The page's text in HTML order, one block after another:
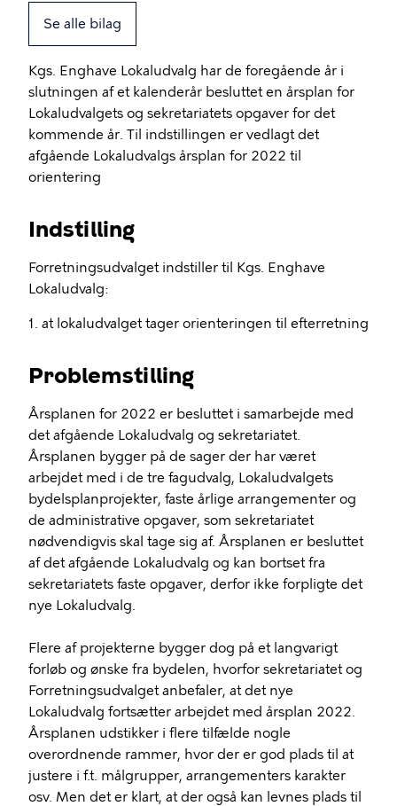
Se alle bilag
Kgs. Enghave Lokaludvalg har de foregående år i
slutningen af et kalenderår besluttet en årsplan for
Lokaludvalgets og sekretariatets opgaver for det
kommende år. Til indstillingen er vedlagt det
afgående Lokaludvalgs årsplan for 2022 til
orientering
Indstilling
Forretningsudvalget indstiller til Kgs. Enghave
Lokaludvalg:
1. at lokaludvalget tager orienteringen til efterretning
Problemstilling
Årsplanen for 2022 er besluttet i samarbejde med
det afgående Lokaludvalg og sekretariatet.
Årsplanen bygger på de sager der har været
arbejdet med i de tre fagudvalg, Lokaludvalgets
bydelsplanprojekter, faste årlige arrangementer og
de administrative opgaver, som sekretariatet
nødvendigvis skal tage sig af. Årsplanen er besluttet
af det afgående Lokaludvalg og kan bortset fra
sekretariatets faste opgaver, derfor ikke forpligte det
nye Lokaludvalg.
Flere af projekterne bygger dog på et langvarigt
forløb og ønske fra bydelen, hvorfor sekretariatet og
Forretningsudvalget anbefaler, at det nye
Lokaludvalg fortsætter arbejdet med årsplan 2022.
Årsplanen udstikker i flere tilfælde nogle
overordnende rammer, hvor der er god plads til at
justere i f.t. målgrupper, arrangementers karakter
osv. Men det er klart, at der også kan levnes plads til